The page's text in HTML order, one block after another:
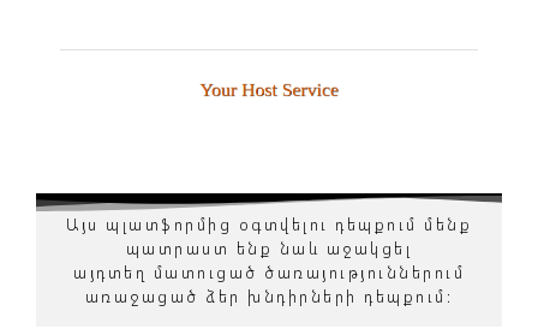
Այս պլատֆորմից օգտվելու դեպքում մենք
պատրաստ ենք նաև աջակցել
այդտեղ մատուցած ծառայություններում
առաջացած ձեր խնդիրների դեպքում։